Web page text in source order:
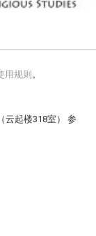
用规则 。
起楼318室） 参